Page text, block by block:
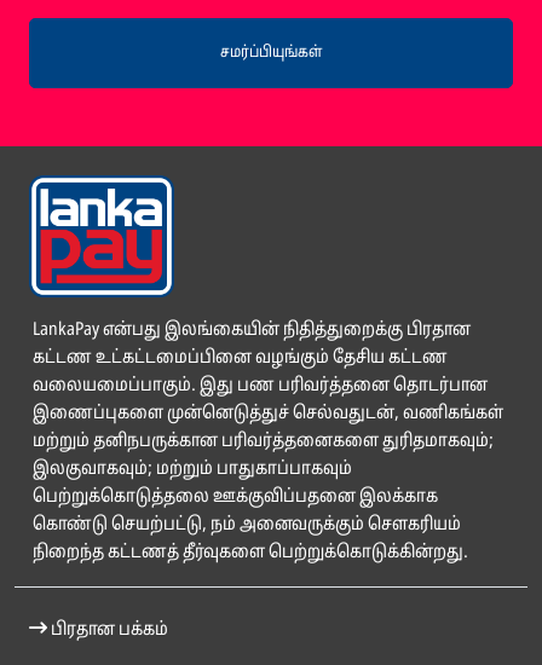
சமர்ப்பியுங்கள்
LankaPay என்பது இலங்கையின் நிதித்துறைக்கு பிரதான
கட்டண உட்கட்டமைப்பினை வழங்கும் தேசிய கட்டண
வலையமைப்பாகும். இது பண பரிவர்த்தனை தொடர்பான
இணைப்புகளை முன்னெடுத்துச் செல்வதுடன், வணிகங்கள்
மற்றும் தனிநபருக்கான பரிவர்த்தனைகளை துரிதமாகவும்;
இலகுவாகவும்; மற்றும் பாதுகாப்பாகவும்
பெற்றுக்கொடுத்தலை ஊக்குவிப்பதனை இலக்காக
கொண்டு செயற்பட்டு, நம் அனைவருக்கும் சௌகரியம்
நிறைந்த கட்டணத் தீர்வுகளை பெற்றுக்கொடுக்கின்றது.
பிரதான பக்கம்